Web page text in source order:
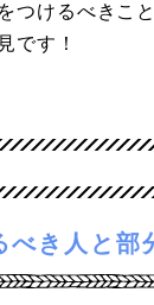
つけるべきこ
です！
べき人と部